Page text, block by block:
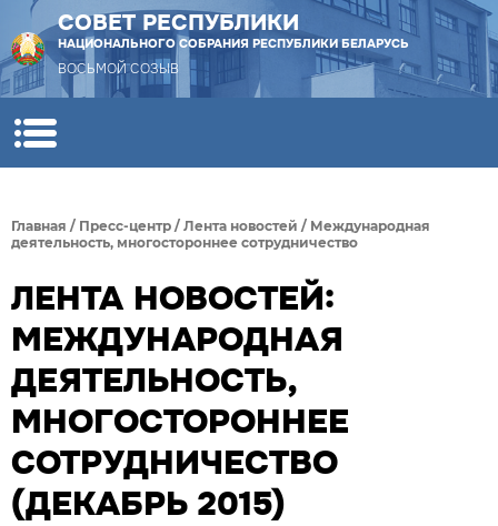
СОВЕТ РЕСПУБЛИКИ
НАЦИОНАЛЬНОГО СОБРАНИЯ РЕСПУБЛИКИ БЕЛАРУСЬ
ВОСЬМОЙ СОЗЫВ
Главная / Пресс-центр / Лента новостей / Международная
деятельность, многостороннее сотрудничество
ЛЕНТА НОВОСТЕЙ:
МЕЖДУНАРОДНАЯ
ДЕЯТЕЛЬНОСТЬ,
МНОГОСТОРОННЕЕ
СОТРУДНИЧЕСТВО
(ДЕКАБРЬ 2015)